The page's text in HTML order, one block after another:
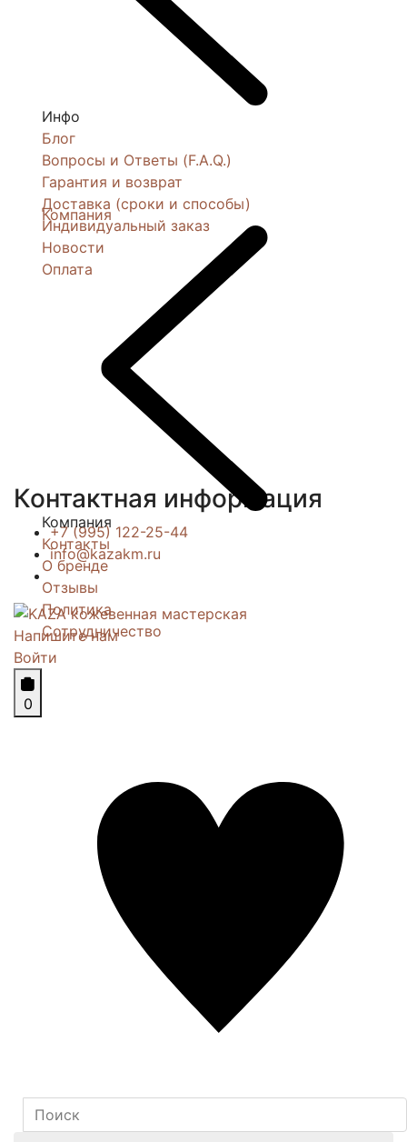
Инфо
Блог
Вопросы и Ответы (F.A.Q.)
Гарантия и возврат
Доставка (сроки и способы)
Индивидуальный заказ
Новости
Оплата
Компания
Компания
Контакты
О бренде
Отзывы
Политика
Сотрудничество
Контактная информация
+7 (995) 122-25-44
info@kazakm.ru
Напишите нам
Войти
0